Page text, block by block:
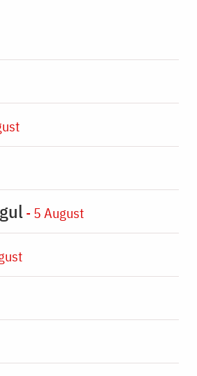
- 5 August